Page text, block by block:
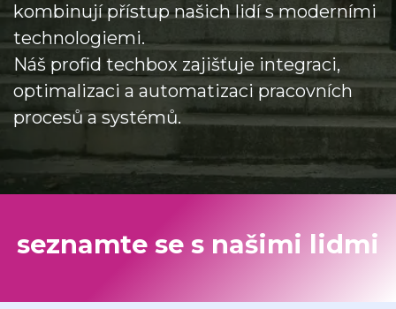
kombinují přístup našich lidí s moderními
technologiemi.
Náš profid techbox zajišťuje integraci,
optimalizaci a automatizaci pracovních
procesů a systémů.
seznamte se s našimi lidmi